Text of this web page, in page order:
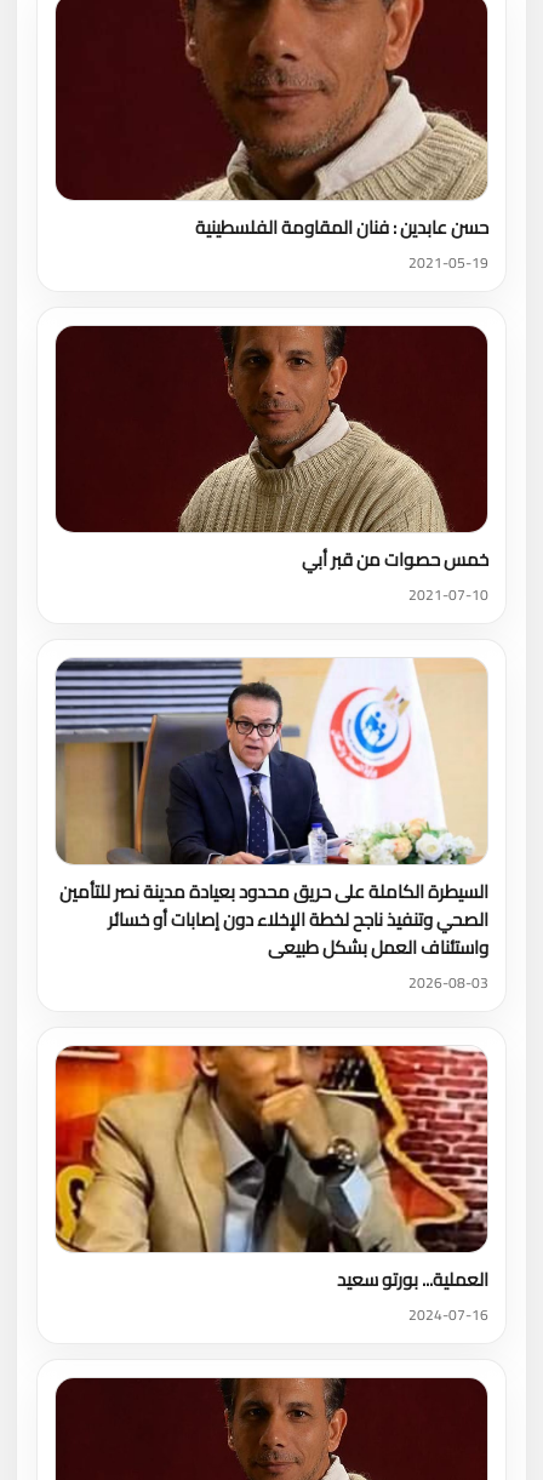
حسن عابدين : فنان المقاومة الفلسطينية
2021-05-19
خمس حصوات من قبر أبي
2021-07-10
السيطرة الكاملة على حريق محدود بعيادة مدينة نصر للتأمين
الصحي وتنفيذ ناجح لخطة الإخلاء دون إصابات أو خسائر
واستئناف العمل بشكل طبيعى
2026-08-03
العملية... بورتو سعيد
2024-07-16